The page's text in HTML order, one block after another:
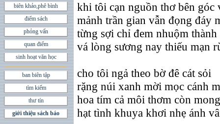
biên khảo,phê bình
điểm sách
phỏng vấn
quan điểm
sinh hoạt văn học
ban biên tập
tìm kiếm
thư tín
giới thiệu sách báo
khi tôi cạn nguồn thơ bên góc
mảnh trần gian vẫn đọng đáy
từng sợi chỉ đem nhuộm thành
vá lòng sương nay thiếu mạn
cho tôi ngả theo bờ đê cát sỏi
rặng núi xanh mời mọc cánh
hoa tím cả môi thơm còn
hạt tình khuya khơi nhẹ ánh